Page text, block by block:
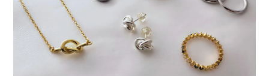
シルバー